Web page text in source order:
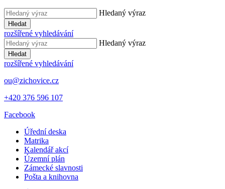
Hledaný výraz
Hledat
rozšířené vyhledávání
Hledaný výraz
Hledat
rozšířené vyhledávání
ou@zichovice.cz
+420 ​​376 596 107
Facebook
Úřední deska
Matrika
Kalendář akcí
Územní plán
Zámecké slavnosti
Pošta a knihovna